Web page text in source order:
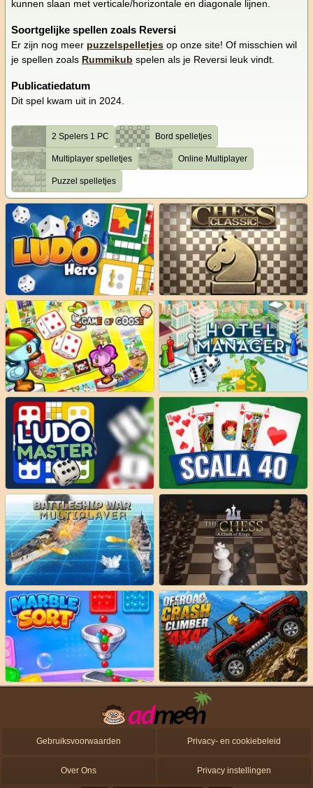
kunnen slaan met verticale/horizontale en diagonale lijnen.
Soortgelijke spellen zoals Reversi
Er zijn nog meer puzzelspelletjes op onze site! Of misschien wil
je spellen zoals Rummikub spelen als je Reversi leuk vindt.
Publicatiedatum
Dit spel kwam uit in 2024.
2 Spelers 1 PC Bord spelletjes
Multiplayer spelletjes Online Multiplayer
Puzzel spelletjes
Gebruiksvoorwaarden Privacy- en cookiebeleid
Over Ons Privacy instellingen